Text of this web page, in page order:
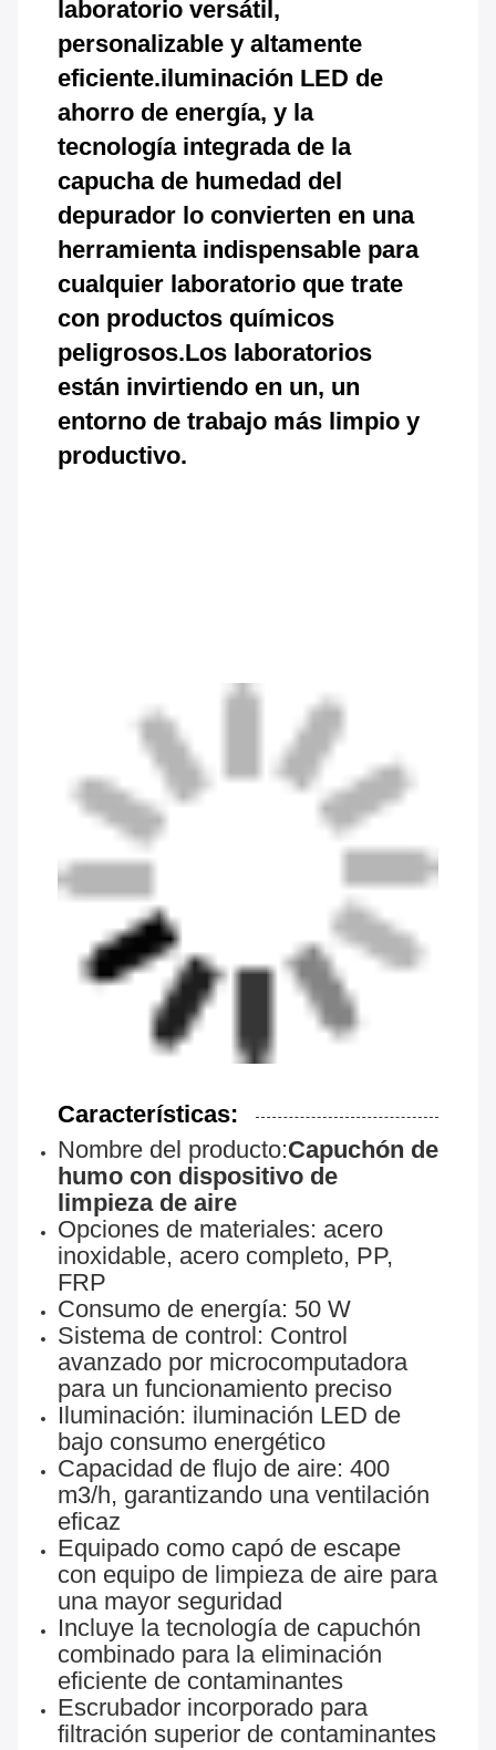
laboratorio versátil,
personalizable y altamente
eficiente.iluminación LED de
ahorro de energía, y la
tecnología integrada de la
capucha de humedad del
depurador lo convierten en una
herramienta indispensable para
cualquier laboratorio que trate
con productos químicos
peligrosos.Los laboratorios
están invirtiendo en un, un
entorno de trabajo más limpio y
productivo.
Características:
Nombre del producto:Capuchón de
humo con dispositivo de
limpieza de aire
Opciones de materiales: acero
inoxidable, acero completo, PP,
FRP
Consumo de energía: 50 W
Sistema de control: Control
avanzado por microcomputadora
para un funcionamiento preciso
Iluminación: iluminación LED de
bajo consumo energético
Capacidad de flujo de aire: 400
m3/h, garantizando una ventilación
eficaz
Equipado como capó de escape
con equipo de limpieza de aire para
una mayor seguridad
Incluye la tecnología de capuchón
combinado para la eliminación
eficiente de contaminantes
Escrubador incorporado para
filtración superior de contaminantes